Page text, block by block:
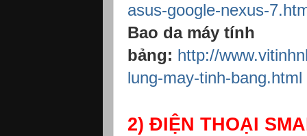
asus-google-nexus-
Bao da máy tính
bảng: http://
lung-may-tinh-bang.html
2) ĐIỆN THOẠI